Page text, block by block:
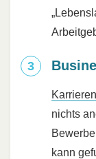
nichts
kann